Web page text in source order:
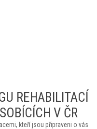
REHABILITACÍ
V ČR
kteří jsou připraveni o vás